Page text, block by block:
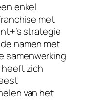
enkel
met
strategie
namen met
samenwerking
heeft zich
van het